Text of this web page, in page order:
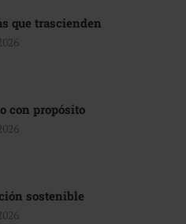
que trascienden
con propósito
sostenible